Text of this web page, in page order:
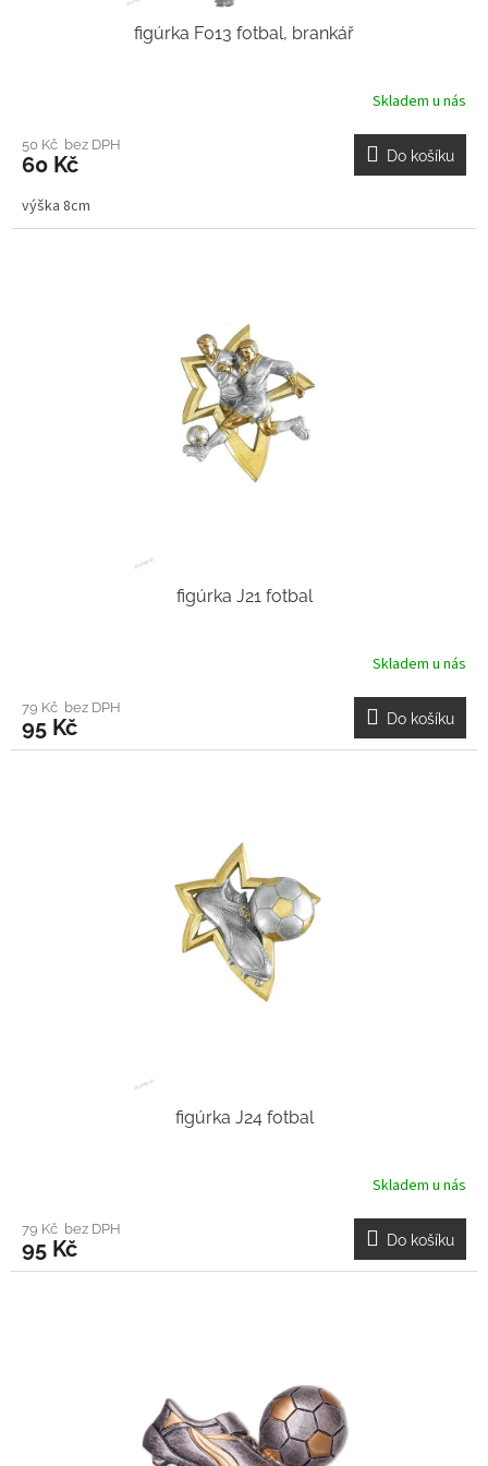
figúrka F013 fotbal, brankář
Skladem u nás
50 Kč bez DPH
60 Kč Do košíku
výška 8cm
figúrka J21 fotbal
Skladem u nás
79 Kč bez DPH
95 Kč Do košíku
figúrka J24 fotbal
Skladem u nás
79 Kč bez DPH
95 Kč Do košíku